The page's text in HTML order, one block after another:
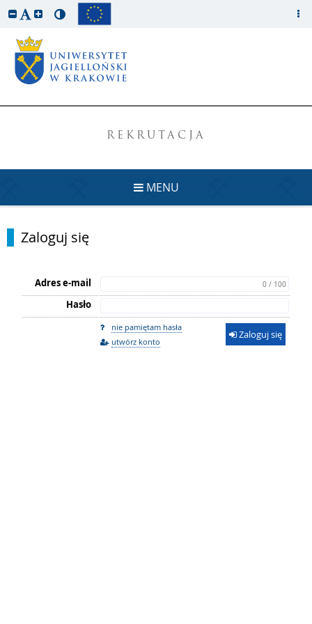
REKRUTACJA
MENU
Zaloguj się
Adres e-mail 0 / 100
Hasło
nie pamiętam hasła
utwórz konto
Zaloguj się